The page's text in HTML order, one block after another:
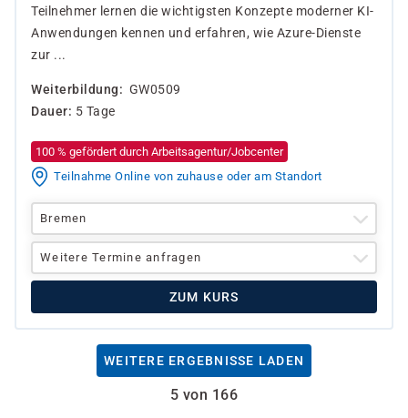
Teilnehmer lernen die wichtigsten Konzepte moderner KI-
Anwendungen kennen und erfahren, wie Azure-Dienste
zur ...
Weiterbildung
GW0509
Dauer
5 Tage
100 % gefördert durch Arbeitsagentur/Jobcenter
Teilnahme Online von zuhause oder am Standort
Bremen
Weitere Termine anfragen
ZUM KURS
WEITERE ERGEBNISSE LADEN
5 von 166